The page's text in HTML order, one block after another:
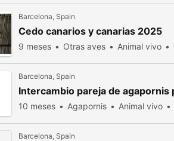
Barcelona, Spain
Cedo canarios y canarias 2025
9 meses Otras aves Animal vivo
Barcelona, Spain
Intercambio pareja de agapornis
10 meses Agapornis Animal vivo
Barcelona, Spain